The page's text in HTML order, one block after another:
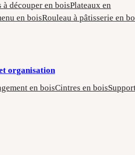
à découper en boisPlateaux en
en boisRouleau à pâtisserie en
organisation
en boisCintres en bois